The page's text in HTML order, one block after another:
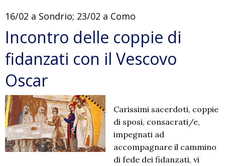
16/02 a Sondrio; 23/02 a Como
Incontro delle coppie di
fidanzati con il Vescovo
Oscar
Carissimi sacerdoti, coppie
di sposi, consacrati/e,
impegnati ad
accompagnare il cammino
di fede dei fidanzati, vi